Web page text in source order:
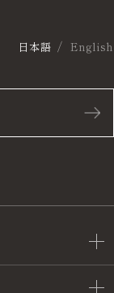
日本語 English